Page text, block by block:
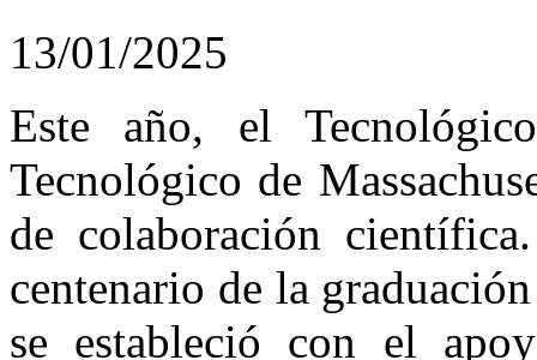
13/01/2025
Este año, el
Tecnológico de
de colaboración
centenario de la
se estableció con el